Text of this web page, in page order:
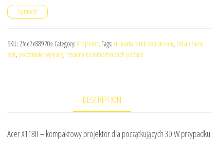
Sprawdź
SKU: 2fee7e88920e Category: ProjektoryTags: drukarka druk dwustronny, folia czarny
mat, pocztówka wymiary, reklama na samochodach poznań
DESCRIPTION
Acer X118H – kompaktowy projektor dla początkujących 3D W przypadku